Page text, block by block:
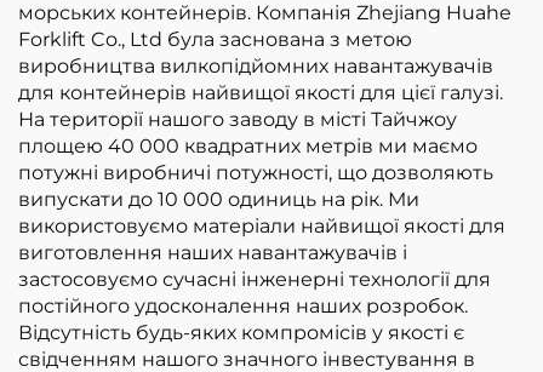
морських контейнерів. Компанія Zhejiang Huahe
Forklift Co., Ltd була заснована з метою
виробництва вилкопідйомних навантажувачів
для контейнерів найвищої якості для цієї галузі.
На території нашого заводу в місті Тайчжоу
площею 40 000 квадратних метрів ми маємо
потужні виробничі потужності, що дозволяють
випускати до 10 000 одиниць на рік. Ми
використовуємо матеріали найвищої якості для
виготовлення наших навантажувачів і
застосовуємо сучасні інженерні технології для
постійного удосконалення наших розробок.
Відсутність будь-яких компромісів у якості є
свідченням нашого значного інвестування в